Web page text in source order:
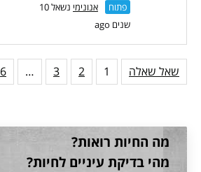
פתוח אנונימי
נשאל 10
שנים ago
1
2
3
…
6 שאל שאלה
מה החיות רואות?
מהי בדיקת עיניים לחיות?